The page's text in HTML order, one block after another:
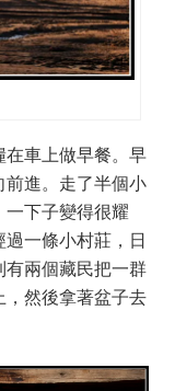
在車上做早餐。早
進。走了半個小
一下子變得很耀
一條小村莊，日
兩個藏民把一群
然後拿著盆子去